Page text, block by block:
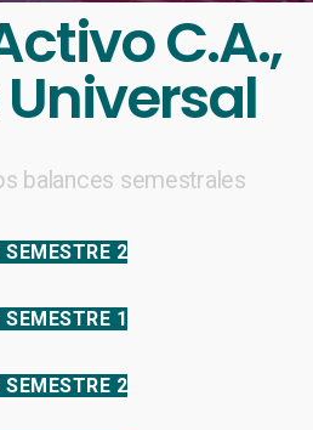
C.A.,
balances semestrales
SEMESTRE 2
1
SEMESTRE 2